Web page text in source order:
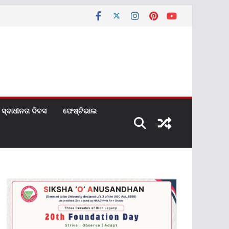
ସ୍ବାଧୀନତା ଦିବସ ଫେଷ୍ଟିଭାଲ